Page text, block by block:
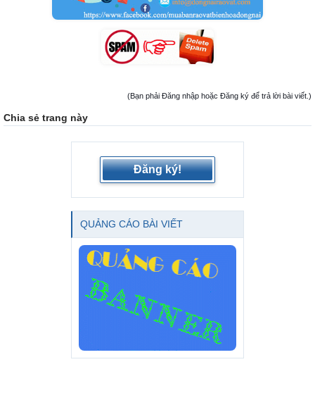
(Bạn phải Đăng nhập hoặc Đăng ký để trả lời bài viết.)
Chia sẻ trang này
Đăng ký!
QUẢNG CÁO BÀI VIẾT